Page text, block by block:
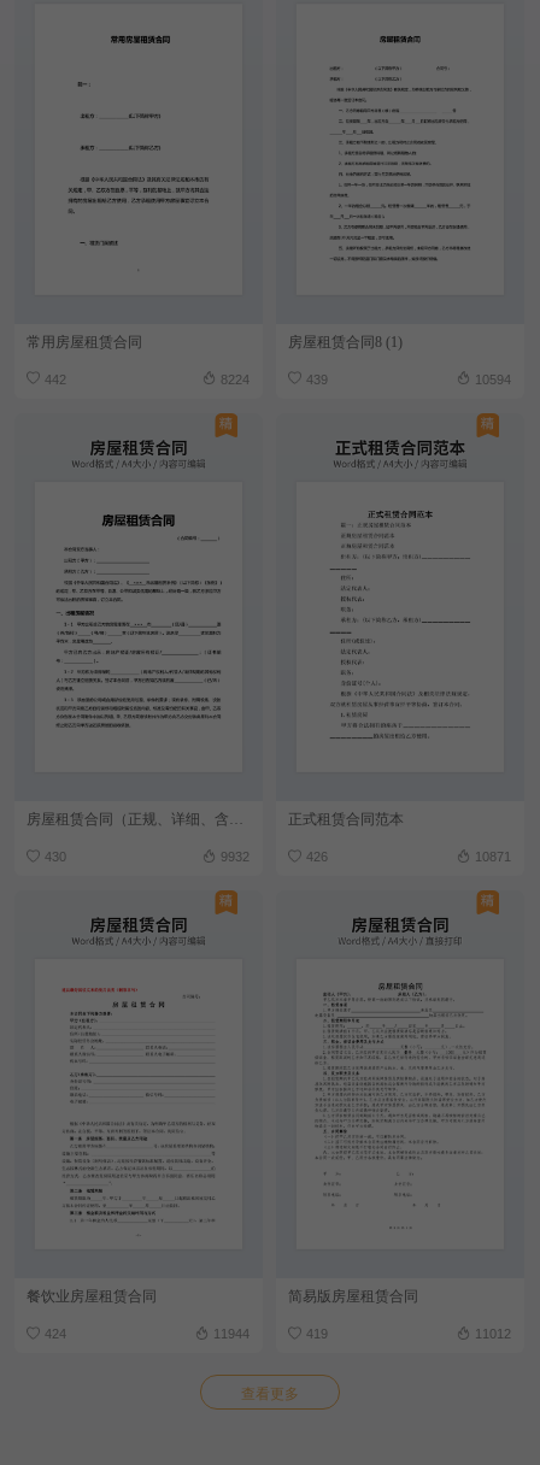
常用房屋租赁合同
442 8224
房屋租赁合同8 (1)
439 10594
房屋租赁合同（正规、详细、含合同说明）
430 9932
正式租赁合同范本
426 10871
餐饮业房屋租赁合同
424 11944
简易版房屋租赁合同
419 11012
查看更多